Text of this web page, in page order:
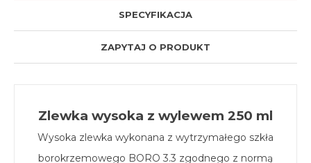
SPECYFIKACJA
ZAPYTAJ O PRODUKT
Zlewka wysoka z wylewem 250 ml
Wysoka zlewka wykonana z wytrzymałego szkła
borokrzemowego BORO 3.3 zgodnego z normą